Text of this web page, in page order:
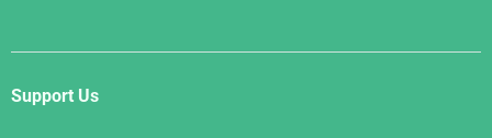
Support Us